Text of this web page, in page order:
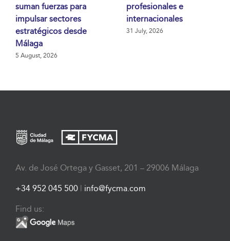
suman fuerzas para
impulsar sectores
estratégicos desde
Málaga
5 August, 2026
profesionales e
internacionales
31 July, 2026
Av. de José Ortega y Gasset, 201 – 29006 Málaga
+34 952 045 500 | info@fycma.com
Find us: